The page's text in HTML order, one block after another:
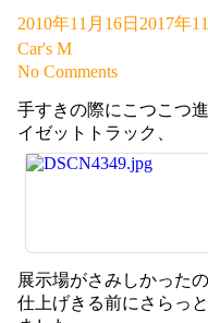
2010年11月16日 2017年
Car's M
No Comments
手すきの際にこつこつ
イゼットトラック、
展示場がさみしかったの
仕上げきる前にさらっ